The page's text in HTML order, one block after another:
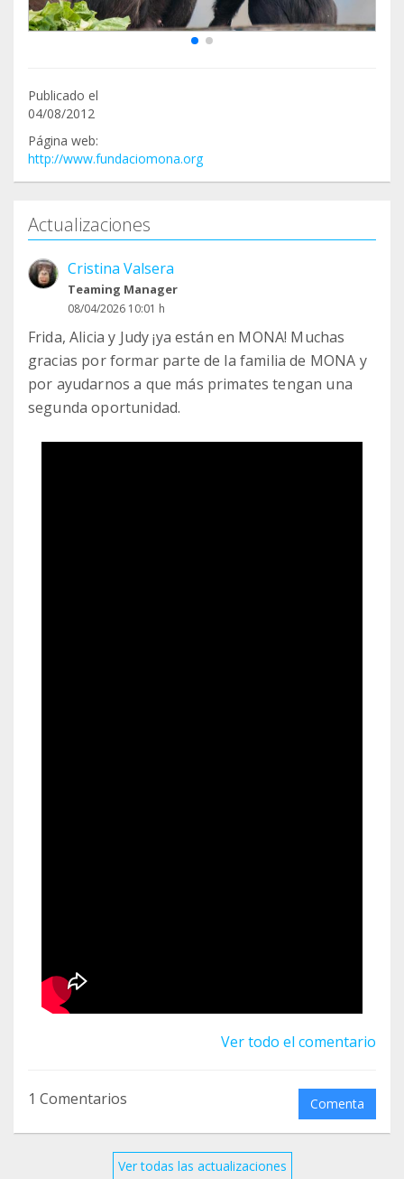
Publicado el
04/08/2012
Página web:
http://www.fundaciomona.org
Actualizaciones
Cristina Valsera
Teaming Manager
08/04/2026 10:01 h
Frida, Alicia y Judy ¡ya están en MONA! Muchas
gracias por formar parte de la familia de MONA y
por ayudarnos a que más primates tengan una
segunda oportunidad.
Ver todo el comentario
1 Comentarios Comenta
Ver todas las actualizaciones